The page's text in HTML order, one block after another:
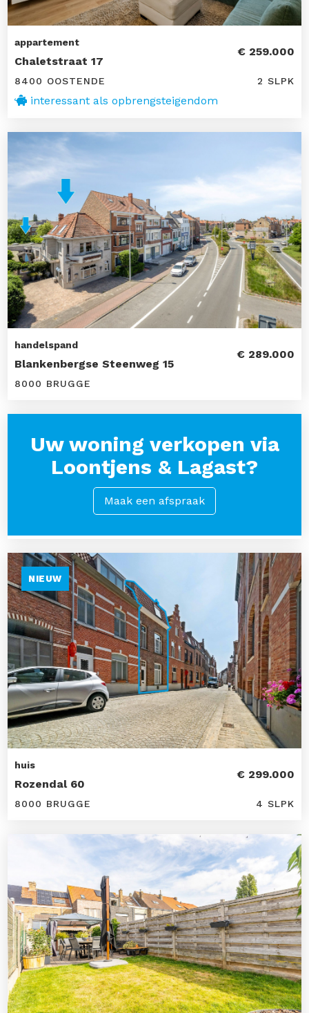
appartement
Chaletstraat 17
€ 259.000
8400 OOSTENDE 2 SLPK
interessant als opbrengsteigendom
handelspand
Blankenbergse Steenweg 15
€ 289.000
8000 BRUGGE
Uw woning verkopen via
Loontjens & Lagast?
Maak een afspraak
NIEUW
huis
Rozendal 60
€ 299.000
8000 BRUGGE 4 SLPK